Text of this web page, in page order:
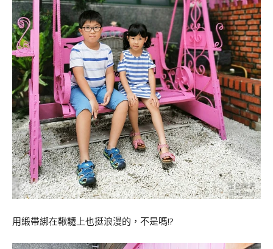
用緞帶綁在鞦韆上也挺浪漫的，不是嗎!?